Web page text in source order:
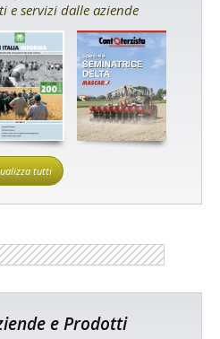
e servizi dalle aziende
tutti
e Prodotti